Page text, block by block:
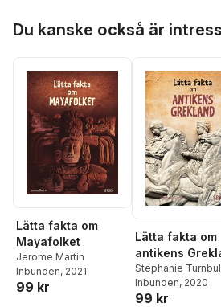
Du kanske också är
Lätta fakta om
Mayafolket
Jerome Martin
Inbunden, 2021
99 kr
Lätta fakta om
antikens
Stephanie
Inbunden, 2020
99 kr